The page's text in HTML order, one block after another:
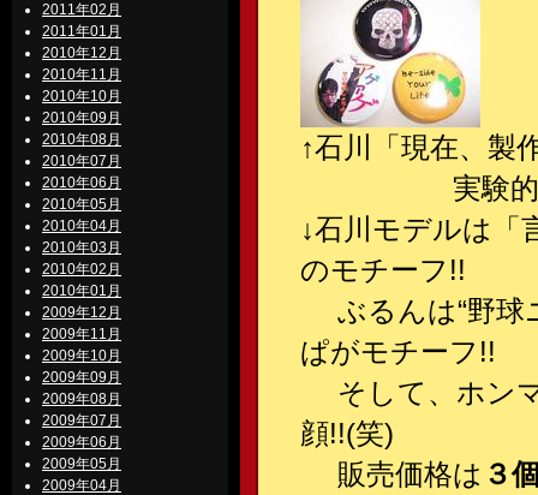
2011年02月
2011年01月
2010年12月
2010年11月
2010年10月
2010年09月
2010年08月
2010年07月
2010年06月
2010年05月
2010年04月
2010年03月
2010年02月
2010年01月
2009年12月
2009年11月
2009年10月
2009年09月
2009年08月
2009年07月
2009年06月
2009年05月
2009年04月
↑石川「現在、製
実験的
↓石川モデルは「
のモチーフ!!
ぶるんは“野球
ぱがモチーフ!!
そして、ホン
顔!!(笑)
販売価格は ３